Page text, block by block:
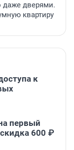
даже дверями.
квартиру
к
первый
600 ₽